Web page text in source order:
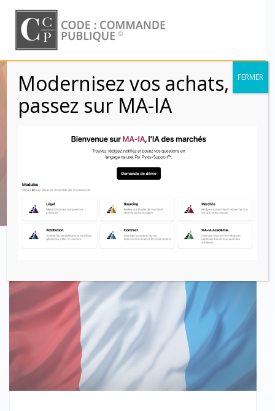
to
content
Blog des marchés
publics et des
achats
Code : Commande Publique
Modernisez vos achats,
passez sur MA-IA
FERMER